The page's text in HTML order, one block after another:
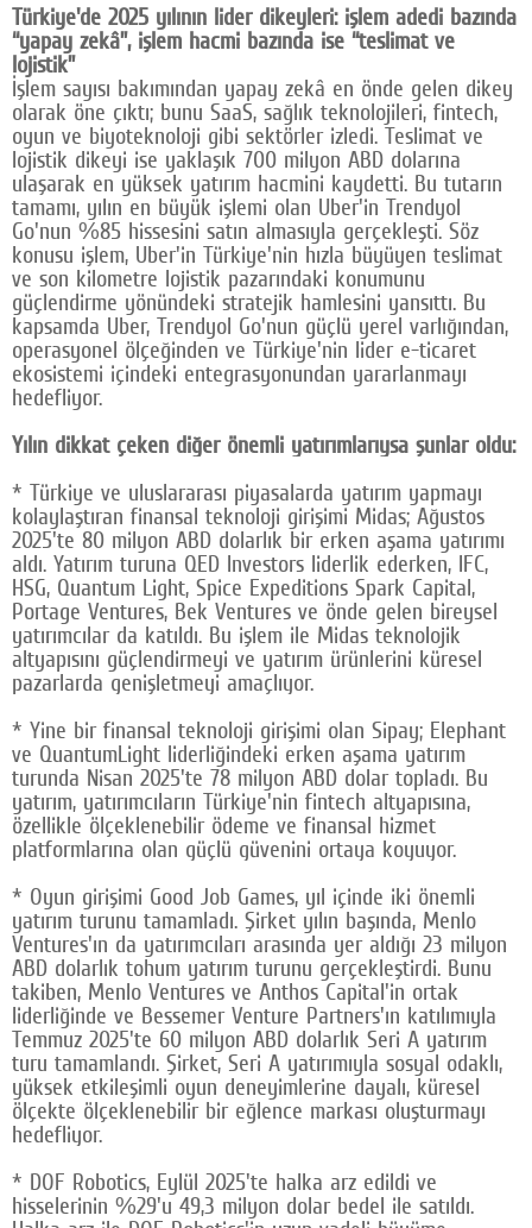
Türkiye'de 2025 yılının lider dikeyleri: işlem adedi bazında
“yapay zekâ”, işlem hacmi bazında ise “teslimat ve
lojistik”
İşlem sayısı bakımından yapay zekâ en önde gelen dikey
olarak öne çıktı; bunu SaaS, sağlık teknolojileri, fintech,
oyun ve biyoteknoloji gibi sektörler izledi. Teslimat ve
lojistik dikeyi ise yaklaşık 700 milyon ABD dolarına
ulaşarak en yüksek yatırım hacmini kaydetti. Bu tutarın
tamamı, yılın en büyük işlemi olan Uber'in Trendyol
Go'nun %85 hissesini satın almasıyla gerçekleşti. Söz
konusu işlem, Uber'in Türkiye'nin hızla büyüyen teslimat
ve son kilometre lojistik pazarındaki konumunu
güçlendirme yönündeki stratejik hamlesini yansıttı. Bu
kapsamda Uber, Trendyol Go'nun güçlü yerel varlığından,
operasyonel ölçeğinden ve Türkiye'nin lider e-ticaret
ekosistemi içindeki entegrasyonundan yararlanmayı
hedefliyor.
Yılın dikkat çeken diğer önemli yatırımlarıysa şunlar oldu:
* Türkiye ve uluslararası piyasalarda yatırım yapmayı
kolaylaştıran finansal teknoloji girişimi Midas; Ağustos
2025'te 80 milyon ABD dolarlık bir erken aşama yatırımı
aldı. Yatırım turuna QED Investors liderlik ederken, IFC,
HSG, Quantum Light, Spice Expeditions Spark Capital,
Portage Ventures, Bek Ventures ve önde gelen bireysel
yatırımcılar da katıldı. Bu işlem ile Midas teknolojik
altyapısını güçlendirmeyi ve yatırım ürünlerini küresel
pazarlarda genişletmeyi amaçlıyor.
* Yine bir finansal teknoloji girişimi olan Sipay; Elephant
ve QuantumLight liderliğindeki erken aşama yatırım
turunda Nisan 2025'te 78 milyon ABD dolar topladı. Bu
yatırım, yatırımcıların Türkiye'nin fintech altyapısına,
özellikle ölçeklenebilir ödeme ve finansal hizmet
platformlarına olan güçlü güvenini ortaya koyuyor.
* Oyun girişimi Good Job Games, yıl içinde iki önemli
yatırım turunu tamamladı. Şirket yılın başında, Menlo
Ventures'ın da yatırımcıları arasında yer aldığı 23 milyon
ABD dolarlık tohum yatırım turunu gerçekleştirdi. Bunu
takiben, Menlo Ventures ve Anthos Capital'in ortak
liderliğinde ve Bessemer Venture Partners'ın katılımıyla
Temmuz 2025'te 60 milyon ABD dolarlık Seri A yatırım
turu tamamlandı. Şirket, Seri A yatırımıyla sosyal odaklı,
yüksek etkileşimli oyun deneyimlerine dayalı, küresel
ölçekte ölçeklenebilir bir eğlence markası oluşturmayı
hedefliyor.
* DOF Robotics, Eylül 2025'te halka arz edildi ve
hisselerinin %29'u 49,3 milyon dolar bedel ile satıldı.